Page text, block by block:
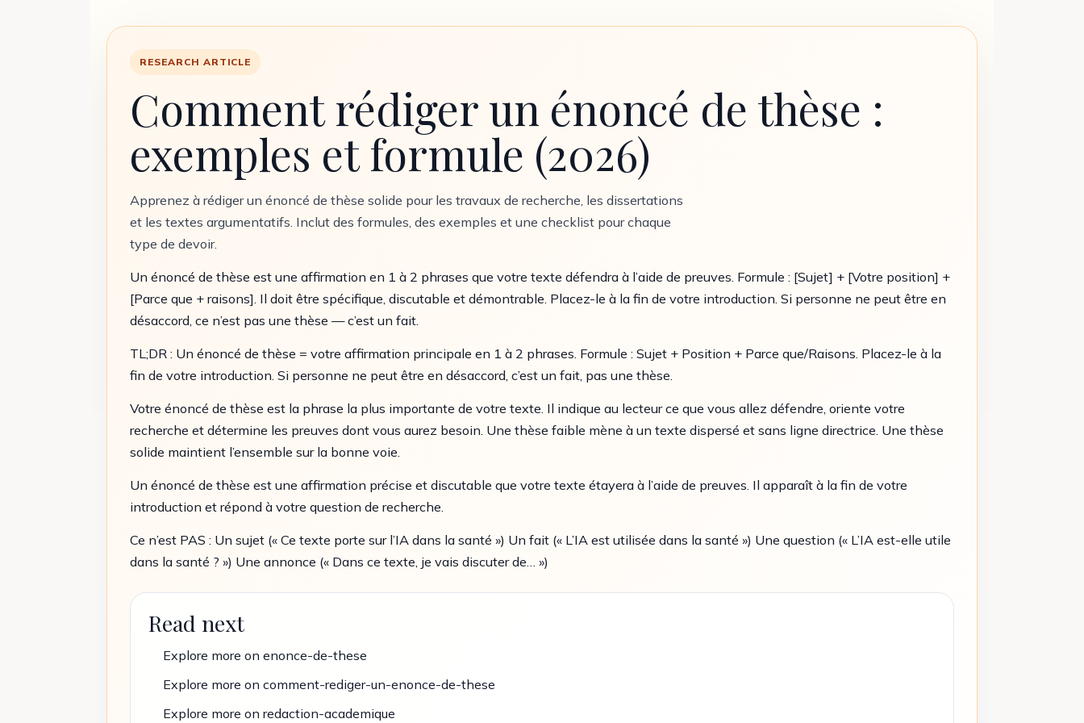
RESEARCH ARTICLE
Comment rédiger un énoncé de thèse :
exemples et formule (2026)
Apprenez à rédiger un énoncé de thèse solide pour les travaux de recherche, les dissertations
et les textes argumentatifs. Inclut des formules, des exemples et une checklist pour chaque
type de devoir.
Un énoncé de thèse est une affirmation en 1 à 2 phrases que votre texte défendra à l’aide de preuves. Formule : [Sujet] + [Votre position] +
[Parce que + raisons]. Il doit être spécifique, discutable et démontrable. Placez-le à la fin de votre introduction. Si personne ne peut être en
désaccord, ce n’est pas une thèse — c’est un fait.
TL;DR : Un énoncé de thèse = votre affirmation principale en 1 à 2 phrases. Formule : Sujet + Position + Parce que/Raisons. Placez-le à la
fin de votre introduction. Si personne ne peut être en désaccord, c’est un fait, pas une thèse.
Votre énoncé de thèse est la phrase la plus importante de votre texte. Il indique au lecteur ce que vous allez défendre, oriente votre
recherche et détermine les preuves dont vous aurez besoin. Une thèse faible mène à un texte dispersé et sans ligne directrice. Une thèse
solide maintient l’ensemble sur la bonne voie.
Un énoncé de thèse est une affirmation précise et discutable que votre texte étayera à l’aide de preuves. Il apparaît à la fin de votre
introduction et répond à votre question de recherche.
Ce n’est PAS : Un sujet (« Ce texte porte sur l’IA dans la santé ») Un fait (« L’IA est utilisée dans la santé ») Une question (« L’IA est-elle utile
dans la santé ? ») Une annonce (« Dans ce texte, je vais discuter de… »)
Read next
Explore more on enonce-de-these
Explore more on comment-rediger-un-enonce-de-these
Explore more on redaction-academique